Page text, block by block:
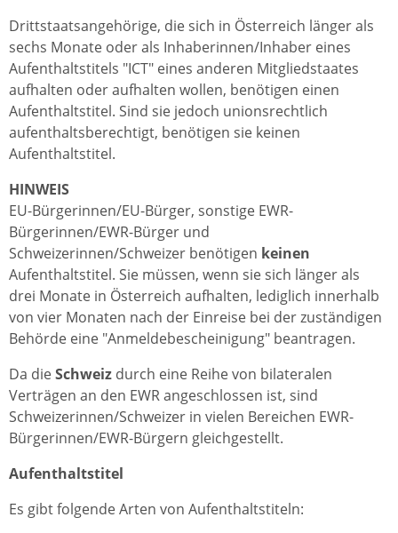
Drittstaatsangehörige, die sich in Österreich länger als
sechs Monate oder als Inhaberinnen/Inhaber eines
Aufenthaltstitels "ICT" eines anderen Mitgliedstaates
aufhalten oder aufhalten wollen, benötigen einen
Aufenthaltstitel. Sind sie jedoch unionsrechtlich
aufenthaltsberechtigt, benötigen sie keinen
Aufenthaltstitel.
HINWEIS
EU-Bürgerinnen/EU-Bürger, sonstige EWR-
Bürgerinnen/EWR-Bürger und
Schweizerinnen/Schweizer benötigen keinen
Aufenthaltstitel. Sie müssen, wenn sie sich länger als
drei Monate in Österreich aufhalten, lediglich innerhalb
von vier Monaten nach der Einreise bei der zuständigen
Behörde eine "Anmeldebescheinigung" beantragen.
Da dieSchweiz durch eine Reihe von bilateralen
Verträgen an den EWR angeschlossen ist, sind
Schweizerinnen/Schweizer in vielen Bereichen EWR-
Bürgerinnen/EWR-Bürgern gleichgestellt.
Aufenthaltstitel
Es gibt folgende Arten von Aufenthaltstiteln: